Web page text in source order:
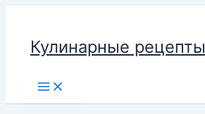
содержимому
Кулинарные рецепты
Main
Menu